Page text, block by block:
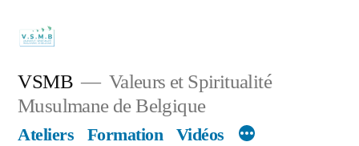
content
VSMB
Valeurs et Spiritualité
Musulmane de Belgique
Ateliers Formation Vidéos